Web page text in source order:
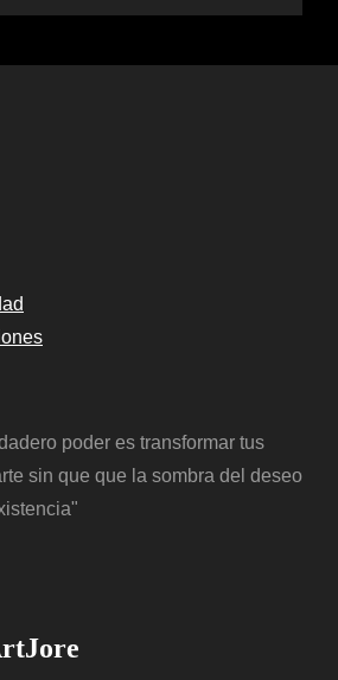
poder es transformar tus
sin que que la sombra del deseo